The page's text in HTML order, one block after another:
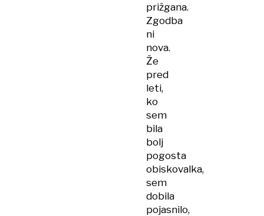
prižgana.
Zgodba
ni
nova.
Že
pred
leti,
ko
sem
bila
bolj
pogosta
obiskovalka,
sem
dobila
pojasnilo,